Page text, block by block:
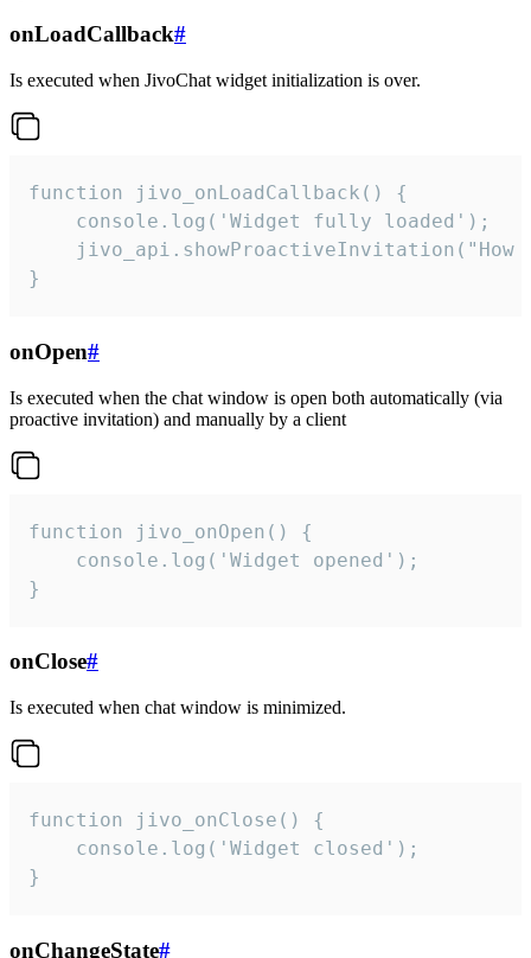
onLoadCallback#
Is executed when JivoChat widget initialization is over.
function jivo_onLoadCallback() {
    console.log('Widget fully loaded');
jivo_api.showProactiveInvitation("How
}
onOpen#
Is executed when the chat window is open both automatically (via
proactive invitation) and manually by a client
function jivo_onOpen() {
    console.log('Widget opened');
}
onClose#
Is executed when chat window is minimized.
function jivo_onClose() {
    console.log('Widget closed');
}
onChangeState#